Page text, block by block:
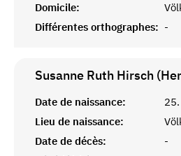
Domicile:
Différentes orthographes: -
Susanne Ruth Hirsch
Date de naissance:
Lieu de naissance:
Date de décès:
-